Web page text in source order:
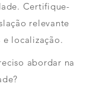
Certifique-
relevante
e localização.
abordar na